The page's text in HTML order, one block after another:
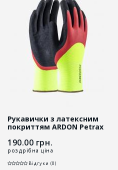
Рукавички з латексним
покриттям ARDON Petrax
190.00 грн.
роздрібна ціна
Відгуки (0)